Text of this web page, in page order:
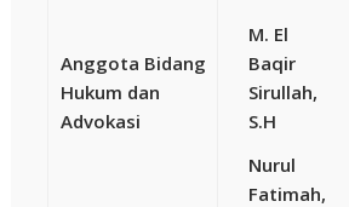
Anggota Bidang
Hukum dan
Advokasi
M. El
Baqir
Sirullah,
S.H
Nurul
Fatimah,